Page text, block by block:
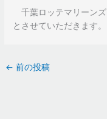
千葉ロッテマリーン
とさせていただきます。
← 前の投稿